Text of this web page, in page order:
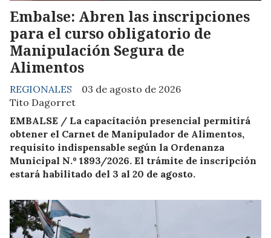
Embalse: Abren las inscripciones
para el curso obligatorio de
Manipulación Segura de
Alimentos
Tito Dagorret
REGIONALES 03 de agosto de 2026
EMBALSE / La capacitación presencial permitirá
obtener el Carnet de Manipulador de Alimentos,
requisito indispensable según la Ordenanza
Municipal N.º 1893/2026. El trámite de inscripción
estará habilitado del 3 al 20 de agosto.